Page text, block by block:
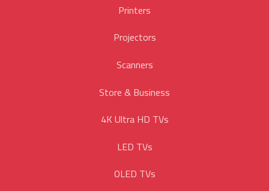
Printers
Projectors
Scanners
Store & Business
4K Ultra HD TVs
LED TVs
OLED TVs